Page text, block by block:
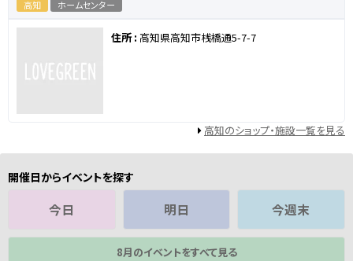
高知 ホームセンター
住所 : 高知県高知市桟橋通5-7-7
高知のショップ・施設一覧を見る
開催日からイベントを探す
今日 明日 今週末
8月のイベントをすべて見る